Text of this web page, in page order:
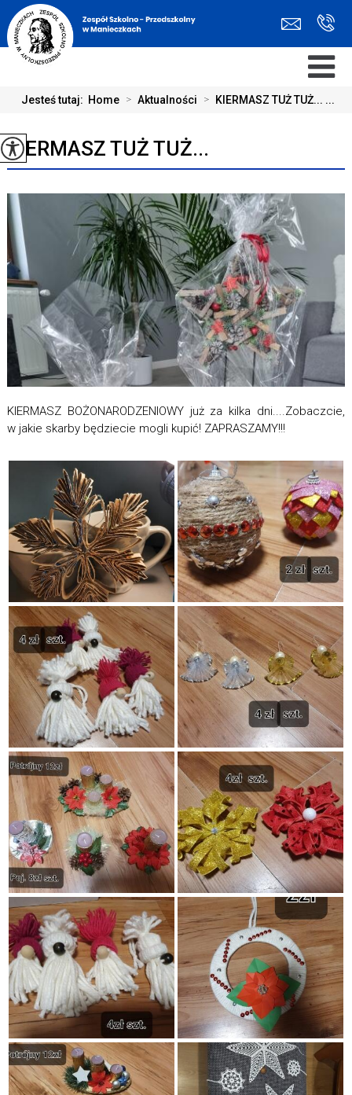
Jesteś tutaj: Home > Aktualności > KIERMASZ TUŻ TUŻ... ...
KIERMASZ TUŻ TUŻ...
KIERMASZ BOŻONARODZENIOWY już za kilka dni....Zobaczcie,
w jakie skarby będziecie mogli kupić! ZAPRASZAMY!!!